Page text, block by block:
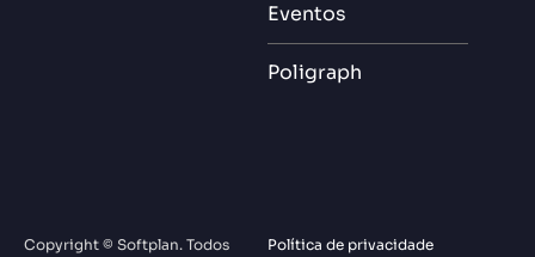
Eventos
Poligraph
Copyright © Softplan. Todos
Política de privacidade